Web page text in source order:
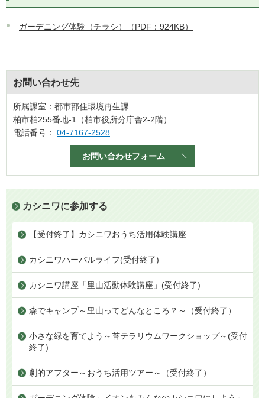
ガーデニング体験（チラシ）（PDF：924KB）
お問い合わせ先
所属課室：都市部住環境再生課
柏市柏255番地-1（柏市役所分庁舎2-2階）
電話番号：
04-7167-2528
お問い合わせフォーム
カシニワに参加する
【受付終了】カシニワおうち活用体験講座
カシニワハーバルライフ(受付終了)
カシニワ講座「里山活動体験講座」(受付終了)
森でキャンプ～里山ってどんなところ？～（受付終了）
小さな緑を育てよう～苔テラリウムワークショップ～(受付
終了)
劇的アフター～おうち活用ツアー～（受付終了）